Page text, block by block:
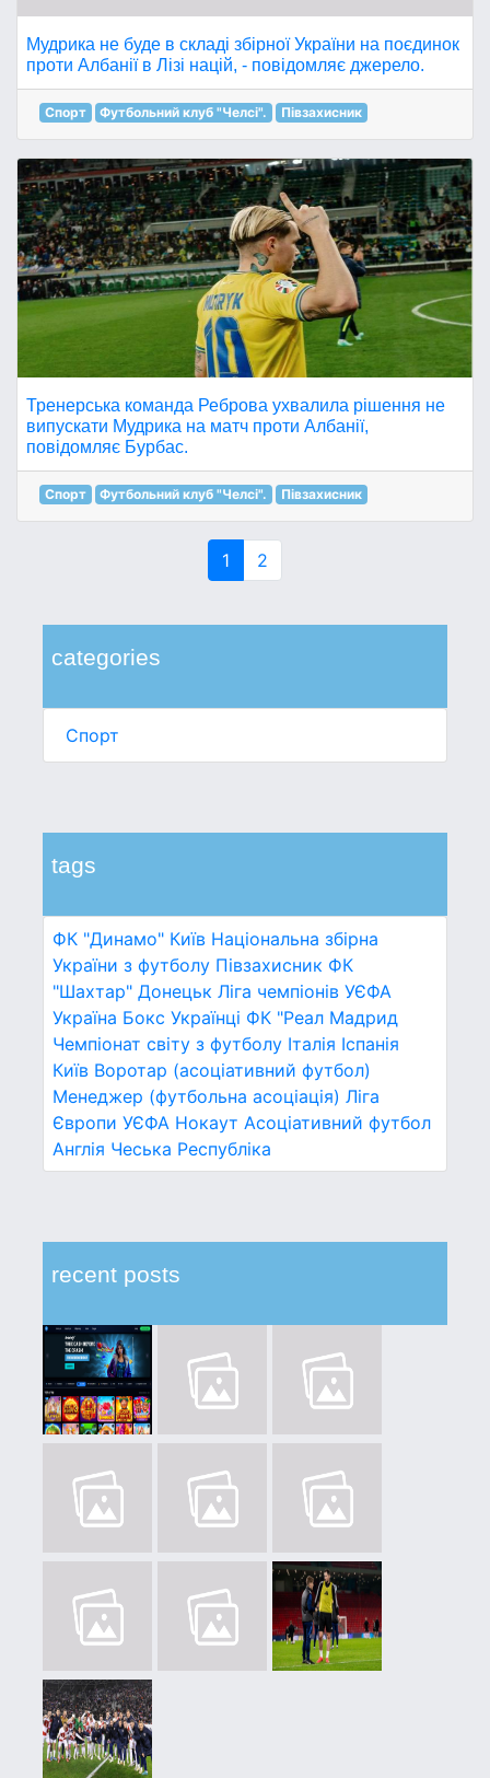
categories
Спорт
tags
ФК "Динамо" Київ Національна збірна
України з футболу Півзахисник ФК
"Шахтар" Донецьк Ліга чемпіонів УЄФА
Україна Бокс Українці ФК "Реал Мадрид
Чемпіонат світу з футболу Італія Іспанія
Київ Воротар (асоціативний футбол)
Менеджер (футбольна асоціація) Ліга
Європи УЄФА Нокаут Асоціативний футбол
Англія Чеська Республіка
recent posts
Мудрика не буде в складі збірної України на поєдинок
проти Албанії в Лізі націй, - повідомляє джерело.
Спорт Футбольний клуб "Челсі". Півзахисник
Тренерська команда Реброва ухвалила рішення не
випускати Мудрика на матч проти Албанії,
повідомляє Бурбас.
Спорт Футбольний клуб "Челсі". Півзахисник
1 2